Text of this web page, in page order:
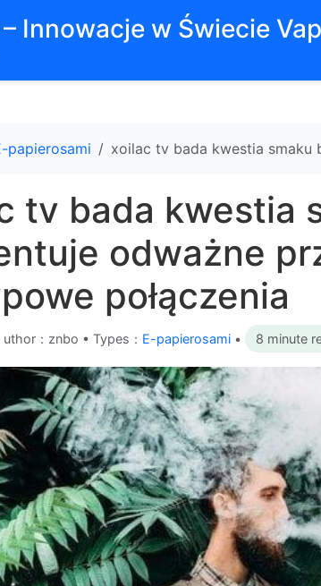
Innowacje w Świecie
papierosami xoilac tv bada kwestia smaku
tv bada kwestia
odważne
połączenia
uthor：znbo • Types： E-papierosami • 8 minute